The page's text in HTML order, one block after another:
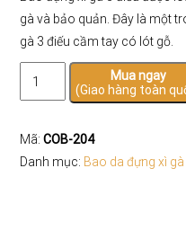
gà và bảo quản. Đây là một
gà 3 điếu cầm tay có lót gỗ.
điếu
Cohiba
Mua ngay
(Giao hàng toàn
Mã:COB-204
Danh mục: Bao da đựng xì gà